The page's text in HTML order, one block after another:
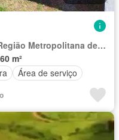
Região Imediata de São Paulo, Região Metropolitana de São Paulo
m²
Área de serviço